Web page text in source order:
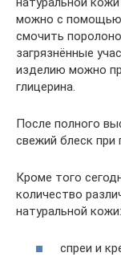
можно с помощью
смочить
загрязнённые
изделию можно
глицерина.
После полного
свежий блеск
Кроме того
количество
натуральной кожи:
спреи и